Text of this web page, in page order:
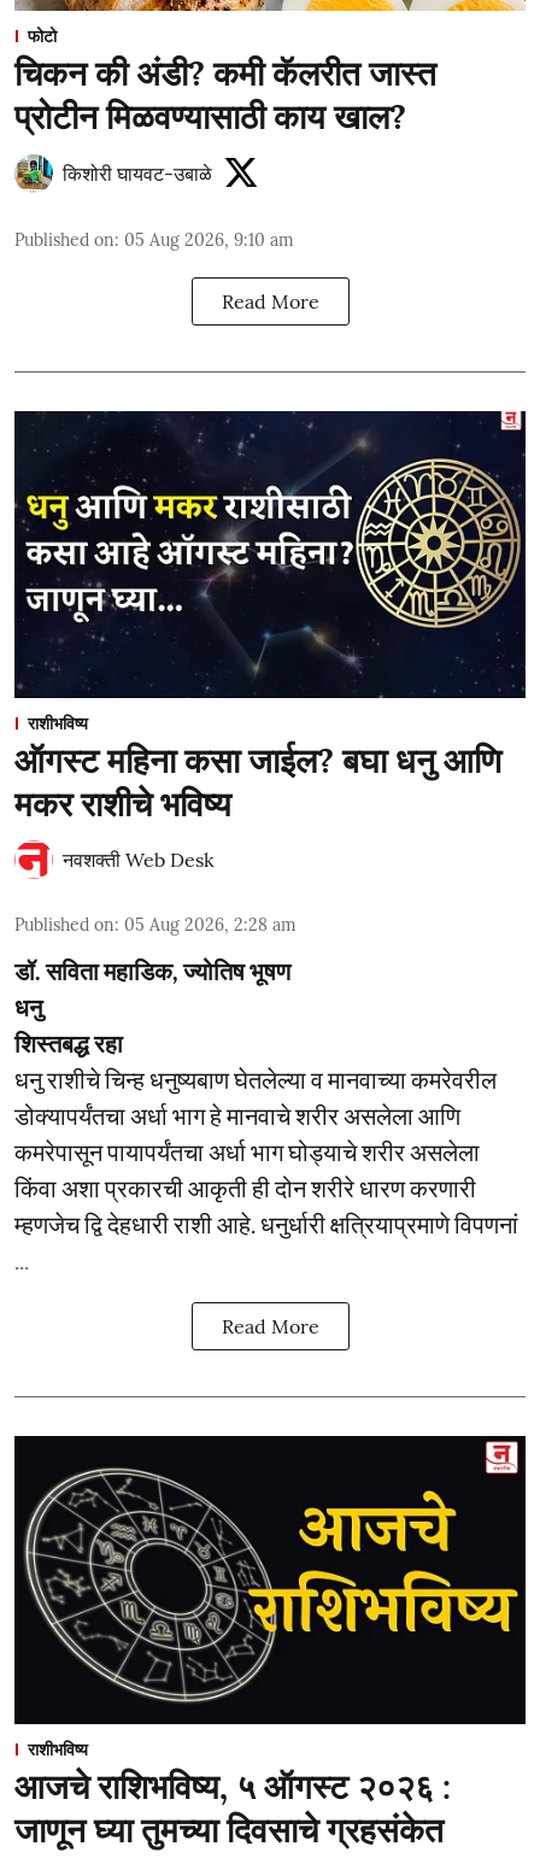
फोटो
चिकन की अंडी? कमी कॅलरीत जास्त
प्रोटीन मिळवण्यासाठी काय खाल?
किशोरी घायवट-उबाळे
Published on: 05 Aug 2026, 9:10 am
Read More
राशीभविष्य
ऑगस्ट महिना कसा जाईल? बघा धनु आणि
मकर राशीचे भविष्य
नवशक्ती Web Desk
Published on: 05 Aug 2026, 2:28 am
डॉ. सविता महाडिक, ज्योतिष भूषण
धनु
शिस्तबद्ध रहा
धनु राशीचे चिन्ह धनुष्यबाण घेतलेल्या व मानवाच्या कमरेवरील
डोक्यापर्यंतचा अर्धा भाग हे मानवाचे शरीर असलेला आणि
कमरेपासून पायापर्यंतचा अर्धा भाग घोड्याचे शरीर असलेला
किंवा अशा प्रकारची आकृती ही दोन शरीरे धारण करणारी
म्हणजेच द्वि देहधारी राशी आहे. धनुर्धारी क्षत्रियाप्रमाणे विपणनां
...
Read More
राशीभविष्य
आजचे राशिभविष्य, ५ ऑगस्ट २०२६ :
जाणून घ्या तुमच्या दिवसाचे ग्रहसंकेत